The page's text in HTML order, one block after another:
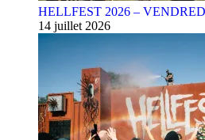
HELLFEST 2026 –
14 juillet 2026